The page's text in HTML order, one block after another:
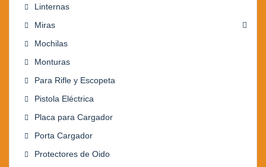
Linternas
Miras
Mochilas
Monturas
Para Rifle y Escopeta
Pistola Eléctrica
Placa para Cargador
Porta Cargador
Protectores de Oido